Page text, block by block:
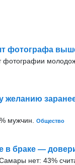
фотографа
фотографии
желанию
мужчин. Общество
в браке —
нет: 43%